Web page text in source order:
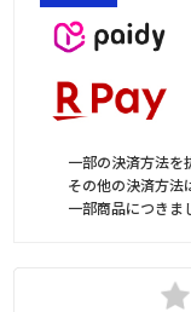
一部の決済方法を
その他の決済方法
一部商品につきま